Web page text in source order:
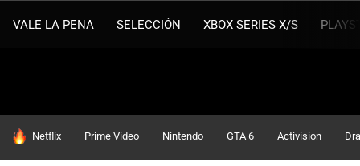
VALE LA PENA SELECCIÓN XBOX SERIES X/S
HOY SE HABLA DE
Netflix Prime Video Nintendo GTA 6 Activision